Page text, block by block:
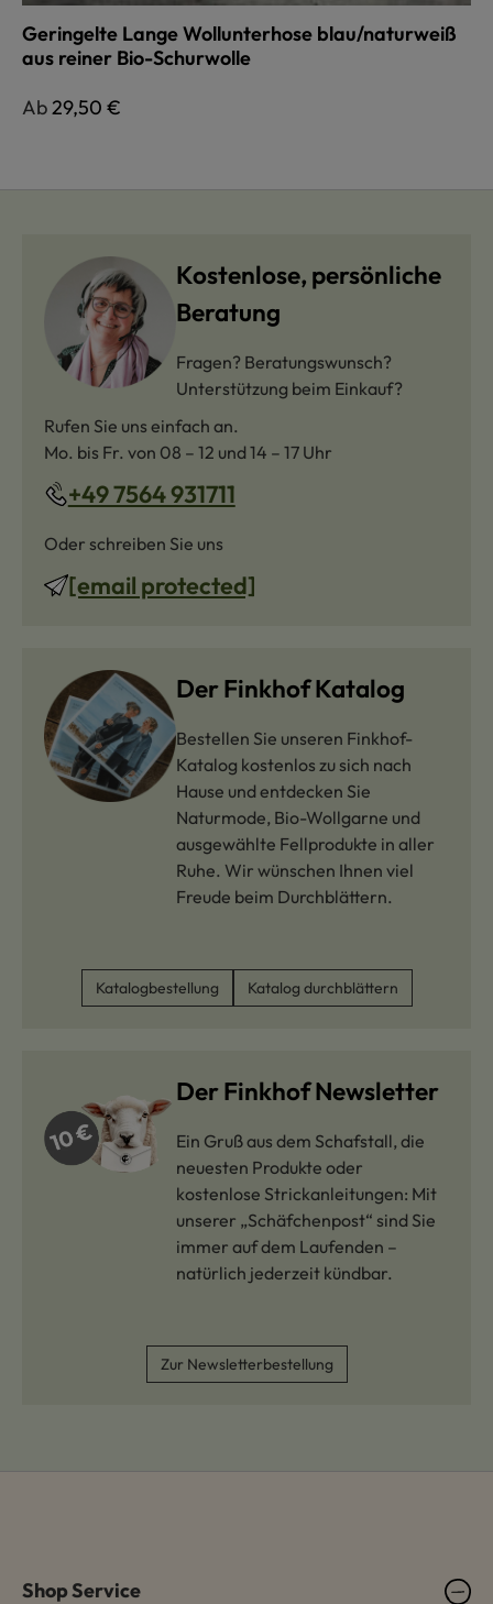
Geringelte Lange Wollunterhose blau/naturweiß
aus reiner Bio-Schurwolle
Regulärer Preis:
Ab29,50 €
Kostenlose, persönliche
Beratung
Fragen? Beratungswunsch?
Unterstützung beim Einkauf?
Rufen Sie uns einfach an.
Mo. bis Fr. von 08 – 12 und 14 – 17 Uhr
+49 7564 931711
Oder schreiben Sie uns
[email protected]
Der Finkhof Katalog
Bestellen Sie unseren Finkhof-
Katalog kostenlos zu sich nach
Hause und entdecken Sie
Naturmode, Bio-Wollgarne und
ausgewählte Fellprodukte in aller
Ruhe. Wir wünschen Ihnen viel
Freude beim Durchblättern.
Katalogbestellung Katalog durchblättern
Der Finkhof Newsletter
Ein Gruß aus dem Schafstall, die
neuesten Produkte oder
kostenlose Strickanleitungen: Mit
unserer „Schäfchenpost“ sind Sie
immer auf dem Laufenden –
natürlich jederzeit kündbar.
Zur Newsletterbestellung
Shop Service